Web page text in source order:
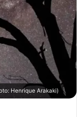
Henrique Arakaki)